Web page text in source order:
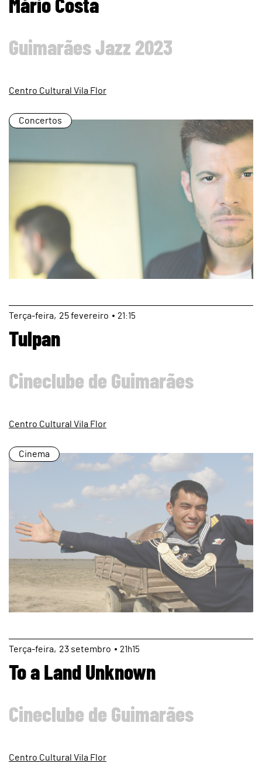
Guimarães Jazz 2023
Centro Cultural Vila Flor
Concertos
page
25fevereiro
Terça 21:15
Tulpan
Cineclube de Guimarães
Centro Cultural Vila Flor
Cinema
page
23 setembro
Terça 21h15
To a Land Unknown
Cineclube de Guimarães
Centro Cultural Vila Flor